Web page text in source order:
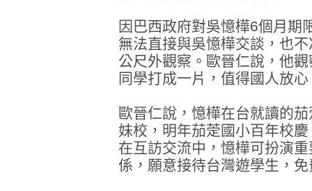
因巴西政府對吳憶樺6個月期
無法直接與吳憶樺交談，也
公尺外觀察。歐晉仁說，他
同學打成一片，值得國人放心
歐晉仁說，憶樺在台就讀的
妹校，明年茄萣國小百年校
在互訪交流中，憶樺可扮演
係，願意接待台灣遊學生，